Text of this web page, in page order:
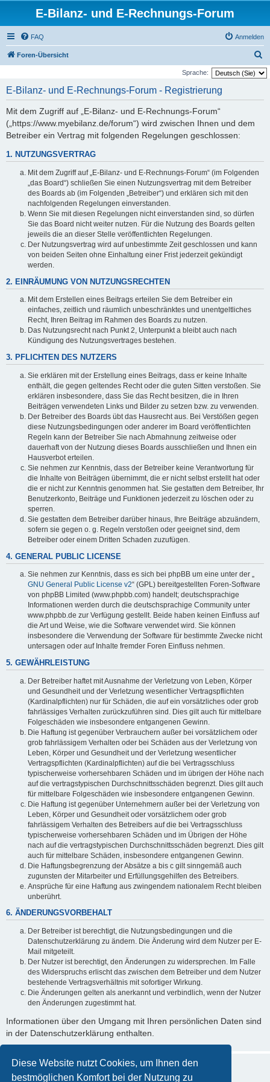
Diese Website nutzt Cookies, um Ihnen den
bestmöglichen Komfort bei der Nutzung zu
E-Bilanz- und E-Rechnungs-Forum
FAQ Anmelden
Foren-Übersicht
u
Sprache:
E-Bilanz- und E-Rechnungs-Forum - Registrierung
Mit dem Zugriff auf „E-Bilanz- und E-Rechnungs-Forum“
(„https://www.myebilanz.de/forum“) wird zwischen Ihnen und dem
Betreiber ein Vertrag mit folgenden Regelungen geschlossen:
1. NUTZUNGSVERTRAG
Mit dem Zugriff auf „E-Bilanz- und E-Rechnungs-Forum“ (im Folgenden
„das Board“) schließen Sie einen Nutzungsvertrag mit dem Betreiber
des Boards ab (im Folgenden „Betreiber“) und erklären sich mit den
nachfolgenden Regelungen einverstanden.
Wenn Sie mit diesen Regelungen nicht einverstanden sind, so dürfen
Sie das Board nicht weiter nutzen. Für die Nutzung des Boards gelten
jeweils die an dieser Stelle veröffentlichten Regelungen.
Der Nutzungsvertrag wird auf unbestimmte Zeit geschlossen und kann
von beiden Seiten ohne Einhaltung einer Frist jederzeit gekündigt
werden.
2. EINRÄUMUNG VON NUTZUNGSRECHTEN
Mit dem Erstellen eines Beitrags erteilen Sie dem Betreiber ein
einfaches, zeitlich und räumlich unbeschränktes und unentgeltliches
Recht, Ihren Beitrag im Rahmen des Boards zu nutzen.
Das Nutzungsrecht nach Punkt 2, Unterpunkt a bleibt auch nach
Kündigung des Nutzungsvertrages bestehen.
3. PFLICHTEN DES NUTZERS
Sie erklären mit der Erstellung eines Beitrags, dass er keine Inhalte
enthält, die gegen geltendes Recht oder die guten Sitten verstoßen. Sie
erklären insbesondere, dass Sie das Recht besitzen, die in Ihren
Beiträgen verwendeten Links und Bilder zu setzen bzw. zu verwenden.
Der Betreiber des Boards übt das Hausrecht aus. Bei Verstößen gegen
diese Nutzungsbedingungen oder anderer im Board veröffentlichten
Regeln kann der Betreiber Sie nach Abmahnung zeitweise oder
dauerhaft von der Nutzung dieses Boards ausschließen und Ihnen ein
Hausverbot erteilen.
Sie nehmen zur Kenntnis, dass der Betreiber keine Verantwortung für
die Inhalte von Beiträgen übernimmt, die er nicht selbst erstellt hat oder
die er nicht zur Kenntnis genommen hat. Sie gestatten dem Betreiber, Ihr
Benutzerkonto, Beiträge und Funktionen jederzeit zu löschen oder zu
sperren.
Sie gestatten dem Betreiber darüber hinaus, Ihre Beiträge abzuändern,
sofern sie gegen o. g. Regeln verstoßen oder geeignet sind, dem
Betreiber oder einem Dritten Schaden zuzufügen.
4. GENERAL PUBLIC LICENSE
Sie nehmen zur Kenntnis, dass es sich bei phpBB um eine unter der „
GNU General Public License v2“ (GPL) bereitgestellten Foren-Software
von phpBB Limited (www.phpbb.com) handelt; deutschsprachige
Informationen werden durch die deutschsprachige Community unter
www.phpbb.de zur Verfügung gestellt. Beide haben keinen Einfluss auf
die Art und Weise, wie die Software verwendet wird. Sie können
insbesondere die Verwendung der Software für bestimmte Zwecke nicht
untersagen oder auf Inhalte fremder Foren Einfluss nehmen.
5. GEWÄHRLEISTUNG
Der Betreiber haftet mit Ausnahme der Verletzung von Leben, Körper
und Gesundheit und der Verletzung wesentlicher Vertragspflichten
(Kardinalpflichten) nur für Schäden, die auf ein vorsätzliches oder grob
fahrlässiges Verhalten zurückzuführen sind. Dies gilt auch für mittelbare
Folgeschäden wie insbesondere entgangenen Gewinn.
Die Haftung ist gegenüber Verbrauchern außer bei vorsätzlichem oder
grob fahrlässigem Verhalten oder bei Schäden aus der Verletzung von
Leben, Körper und Gesundheit und der Verletzung wesentlicher
Vertragspflichten (Kardinalpflichten) auf die bei Vertragsschluss
typischerweise vorhersehbaren Schäden und im übrigen der Höhe nach
auf die vertragstypischen Durchschnittsschäden begrenzt. Dies gilt auch
für mittelbare Folgeschäden wie insbesondere entgangenen Gewinn.
Die Haftung ist gegenüber Unternehmern außer bei der Verletzung von
Leben, Körper und Gesundheit oder vorsätzlichem oder grob
fahrlässigem Verhalten des Betreibers auf die bei Vertragsschluss
typischerweise vorhersehbaren Schäden und im Übrigen der Höhe
nach auf die vertragstypischen Durchschnittsschäden begrenzt. Dies gilt
auch für mittelbare Schäden, insbesondere entgangenen Gewinn.
Die Haftungsbegrenzung der Absätze a bis c gilt sinngemäß auch
zugunsten der Mitarbeiter und Erfüllungsgehilfen des Betreibers.
Ansprüche für eine Haftung aus zwingendem nationalem Recht bleiben
unberührt.
6. ÄNDERUNGSVORBEHALT
Der Betreiber ist berechtigt, die Nutzungsbedingungen und die
Datenschutzerklärung zu ändern. Die Änderung wird dem Nutzer per E-
Mail mitgeteilt.
Der Nutzer ist berechtigt, den Änderungen zu widersprechen. Im Falle
des Widerspruchs erlischt das zwischen dem Betreiber und dem Nutzer
bestehende Vertragsverhältnis mit sofortiger Wirkung.
Die Änderungen gelten als anerkannt und verbindlich, wenn der Nutzer
den Änderungen zugestimmt hat.
Informationen über den Umgang mit Ihren persönlichen Daten sind
in der Datenschutzerklärung enthalten.